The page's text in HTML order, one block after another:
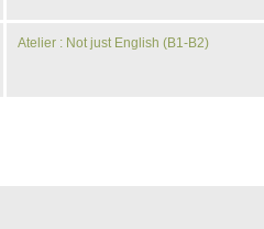
Atelier : Not just English (B1-B2)